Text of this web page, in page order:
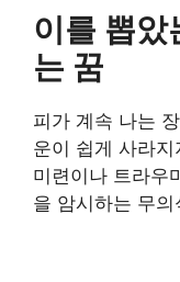
이를 뽑았
는 꿈
피가 계속 나는
운이 쉽게 사라
미련이나 트라우
을 암시하는 무